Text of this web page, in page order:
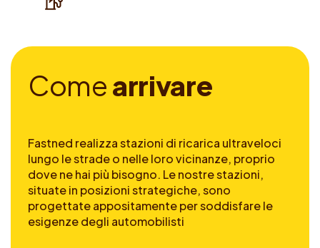
Comearrivare
Fastned realizza stazioni di ricarica ultraveloci
lungo le strade o nelle loro vicinanze, proprio
dove ne hai più bisogno. Le nostre stazioni,
situate in posizioni strategiche, sono
progettate appositamente per soddisfare le
esigenze degli automobilisti